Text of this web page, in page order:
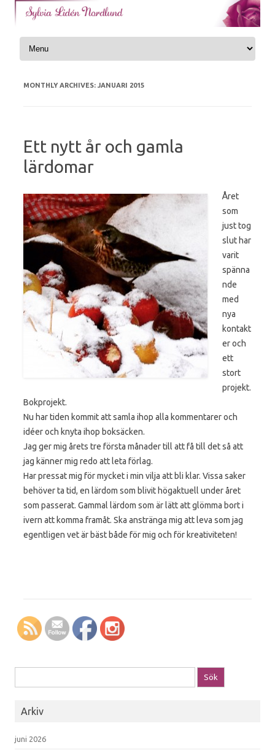
Skip to content
MONTHLY ARCHIVES: JANUARI 2015
Ett nytt år och gamla
lärdomar
Året
som
just tog
slut har
varit
spänna
nde
med
nya
kontakt
er och
ett
stort
projekt.
Bokprojekt.
Nu har tiden kommit att samla ihop alla kommentarer och
idéer och knyta ihop boksäcken.
Jag ger mig årets tre första månader till att få till det så att
jag känner mig redo att leta förlag.
Har pressat mig för mycket i min vilja att bli klar. Vissa saker
behöver ta tid, en lärdom som blivit högaktuell under året
som passerat. Gammal lärdom som är lätt att glömma bort i
ivern att komma framåt. Ska anstränga mig att leva som jag
egentligen vet är bäst både för mig och för kreativiteten!
Arkiv
juni 2026